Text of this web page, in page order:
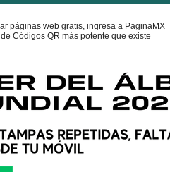
páginas web gratis, ingresa a PaginaMX
Códigos QR más potente que existe